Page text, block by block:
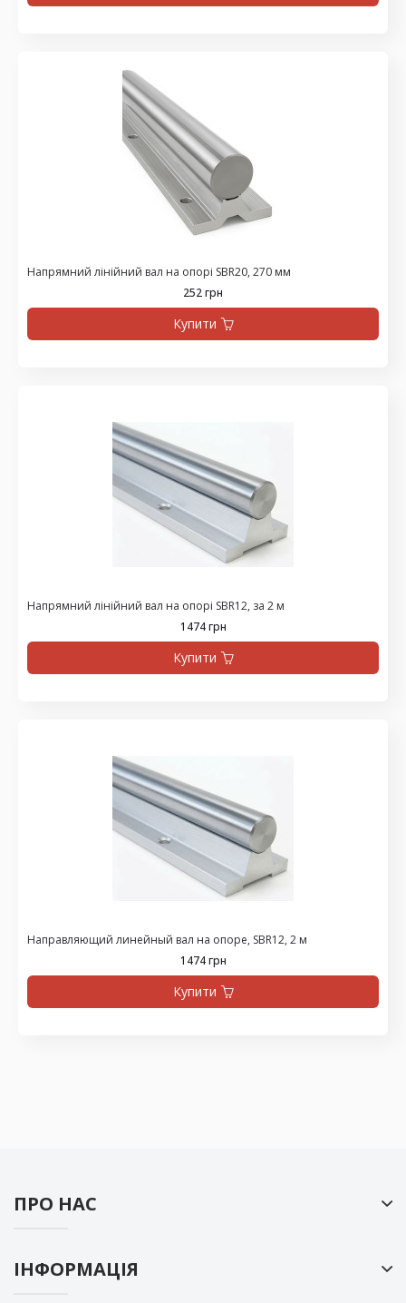
Напрямний лінійний вал на опорі SBR20, 270 мм
252 грн
Купити
Напрямний лінійний вал на опорі SBR12, за 2 м
1474 грн
Купити
Направляющий линейный вал на опоре, SBR12, 2 м
1474 грн
Купити
ПРО НАС
ІНФОРМАЦІЯ